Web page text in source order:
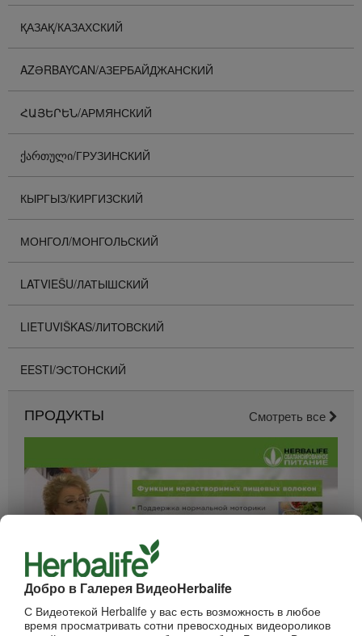
Добро в Галерея ВидеоHerbalife
С Видеотекой Herbalife у вас есть возможность в любое
время просматривать сотни превосходных видеороликов
ҚАЗАҚ/КАЗАХСКИЙ
AZƏRBAYCAN/АЗЕРБАЙДЖАНСКИЙ
ՀԱՅԵՐԵՆ/АРМЯНСКИЙ
ᲥᲐᲠᲗᲣᲚᲘ/ГРУЗИНСКИЙ
КЫРГЫЗ/КИРГИЗСКИЙ
МОНГОЛ/МОНГОЛЬСКИЙ
LATVIEŠU/ЛАТЫШСКИЙ
LIETUVIŠKAS/ЛИТОВСКИЙ
EESTI/ЭСТОНСКИЙ
ПРОДУКТЫ Смотреть все
52:40
Вебинар - Пищеварение